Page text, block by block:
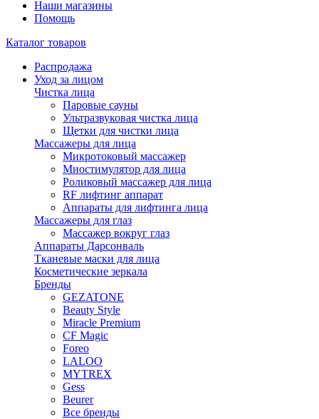
Наши магазины
Помощь
Каталог товаров
Распродажа
Уход за лицом
Чистка лица
Паровые сауны
Ультразвуковая чистка лица
Щетки для чистки лица
Массажеры для лица
Микротоковый массажер
Миостимулятор для лица
Роликовый массажер для лица
RF лифтинг аппарат
Аппараты для лифтинга лица
Массажеры для глаз
Массажер вокруг глаз
Аппараты Дарсонваль
Тканевые маски для лица
Косметические зеркала
Бренды
GEZATONE
Beauty Style
Miracle Premium
CF Magic
Foreo
LALOO
MYTREX
Gess
Beurer
Все бренды